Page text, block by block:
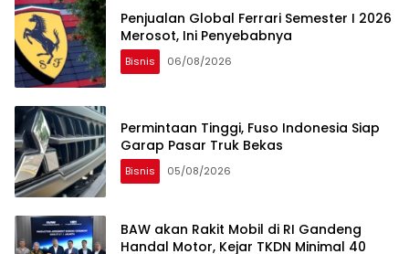
Penjualan Global Ferrari Semester I 2026
Merosot, Ini Penyebabnya
Bisnis 06/08/2026
Permintaan Tinggi, Fuso Indonesia Siap
Garap Pasar Truk Bekas
Bisnis 05/08/2026
BAW akan Rakit Mobil di RI Gandeng
Handal Motor, Kejar TKDN Minimal 40